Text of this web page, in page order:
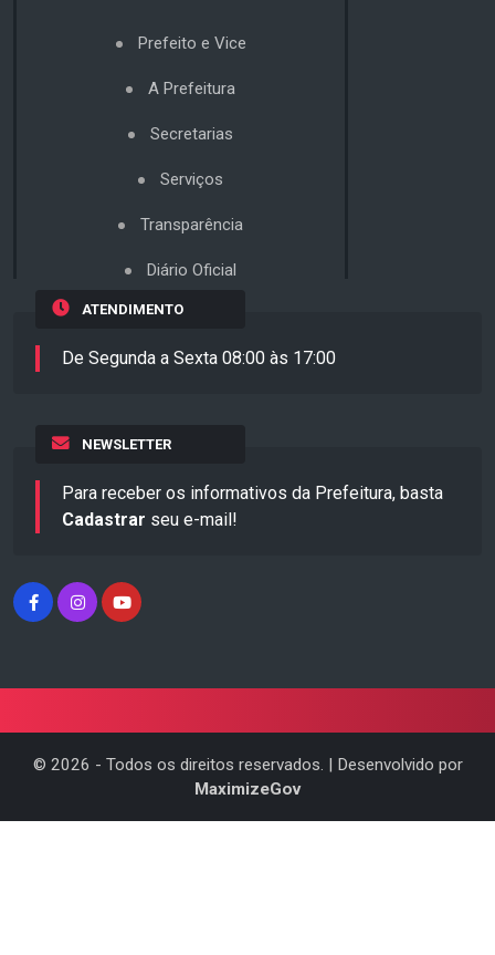
Prefeito e Vice
A Prefeitura
Secretarias
Serviços
Transparência
Diário Oficial
ATENDIMENTO
De Segunda a Sexta 08:00 às 17:00
NEWSLETTER
Para receber os informativos da Prefeitura, basta
Cadastrar seu e-mail!
© 2026 - Todos os direitos reservados. | Desenvolvido por
MaximizeGov